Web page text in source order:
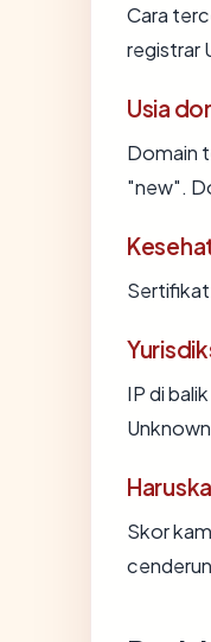
Cara
registrar
Usia
Domain
"new".
Sertifikat
IP di balik
Skor